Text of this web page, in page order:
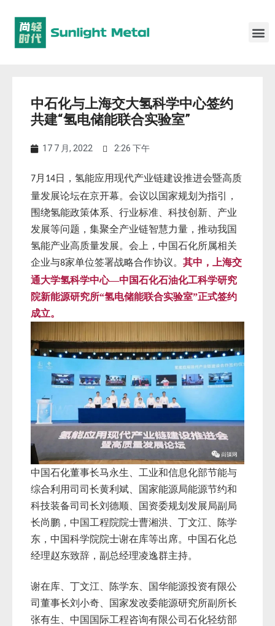
中石化与上海交大氢科学中心签约
共建“氢电储能联合实验室”
17 7 月, 2022 2:26 下午
7月 14日，氢能应用现代产业链建设推进会暨高质
量发展论坛在京开幕。会议以国家规划为指引，
围绕氢能政策体系、行业标准、科技创新、产业
发展等问题，集聚全产业链智慧力量，推动我国
氢能产业高质量发展。会上，中国石化所属相关
企业与8家单位签署战略合作协议。 其中，上海交
通大学氢科学中心—中国石化石油化工科学研究
院新能源研究所“氢电储能联合实验室”正式签约
成立。
中国石化董事长马永生、工业和信息化部节能与
综合利用司司长黄利斌、国家能源局能源节约和
科技装备司司长刘德顺、国资委规划发展局副局
长尚鹏，中国工程院院士曹湘洪、丁文江、陈学
东，中国科学院院士谢在库等出席。中国石化总
经理赵东致辞，副总经理凌逸群主持。
谢在库、丁文江、陈学东、国华能源投资有限公
司董事长刘小奇、国家发改委能源研究所副所长
张有生、中国国际工程咨询有限公司石化轻纺部